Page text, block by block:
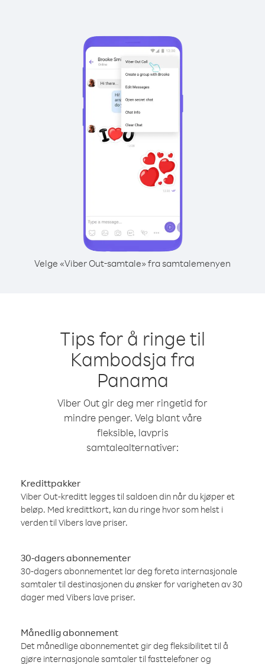
Velge «Viber Out-samtale» fra samtalemenyen
Tips for å ringe til
Kambodsja fra
Panama
Viber Out gir deg mer ringetid for
mindre penger. Velg blant våre
fleksible, lavpris
samtalealternativer:
Kredittpakker
Viber Out-kreditt legges til saldoen din når du kjøper et
beløp. Med kredittkort, kan du ringe hvor som helst i
verden til Vibers lave priser.
30-dagers abonnementer
30-dagers abonnementet lar deg foreta internasjonale
samtaler til destinasjonen du ønsker for varigheten av 30
dager med Vibers lave priser.
Månedlig abonnement
Det månedlige abonnementet gir deg fleksibilitet til å
gjøre internasjonale samtaler til fasttelefoner og